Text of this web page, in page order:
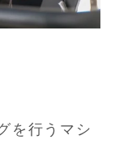
を行うマシ